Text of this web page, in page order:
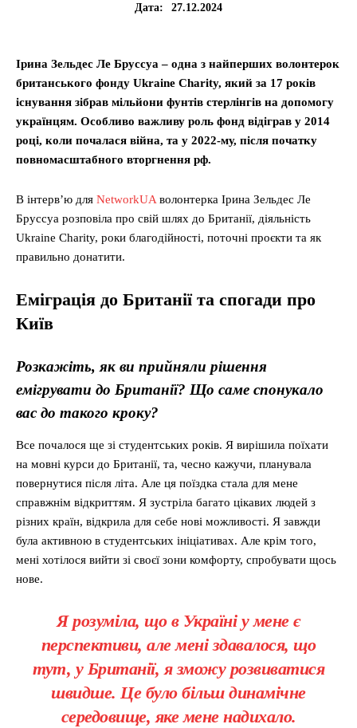
Дата:
27.12.2024
Ірина Зельдес Ле Бруссуа – одна з найперших волонтерок
британського фонду Ukraine Charity, який за 17 років
існування зібрав мільйони фунтів стерлінгів на допомогу
українцям. Особливо важливу роль фонд відіграв у 2014
році, коли почалася війна, та у 2022-му, після початку
повномасштабного вторгнення рф.
В інтерв’ю для NetworkUAволонтерка Ірина Зельдес Ле
Бруссуа розповіла про свій шлях до Британії, діяльність
Ukraine Charity, роки благодійності, поточні проєкти та як
правильно донатити.
Еміграція до Британіїта спогади про
Київ
Розкажіть, як ви прийняли рішення
емігрувати до Британії? Що саме спонукало
вас до такого кроку?
Все почалося ще зі студентських років. Я вирішила поїхати
на мовні курси до Британії, та, чесно кажучи, планувала
повернутися після літа. Але ця поїздка стала для мене
справжнім відкриттям. Я зустріла багато цікавих людей з
різних країн, відкрила для себе нові можливості. Я завжди
була активною в студентських ініціативах. Але крім того,
мені хотілося вийти зі своєї зони комфорту, спробувати щось
нове.
Я розуміла, що в Україні у мене є
перспективи, але мені здавалося, що
тут, у Британії, я зможу розвиватися
швидше. Це було більш динамічне
середовище, яке мене надихало.